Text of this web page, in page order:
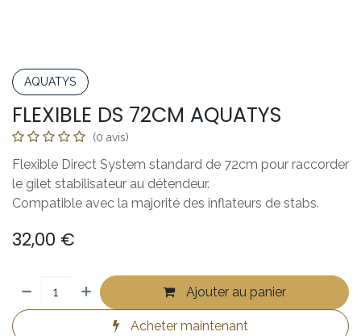
AQUATYS
FLEXIBLE DS 72CM AQUATYS
(0 avis)
Flexible Direct System standard de 72cm pour raccorder
le gilet stabilisateur au détendeur.
Compatible avec la majorité des inflateurs de stabs.
32,00 €
Ajouter au panier
Acheter maintenant